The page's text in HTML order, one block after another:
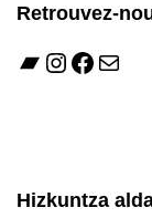
Retrouvez-
Bandcamp
Instagram
E-mail
Hizkuntza